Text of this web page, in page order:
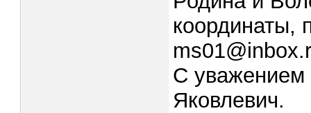
координаты,
С уважением
Яковлевич.